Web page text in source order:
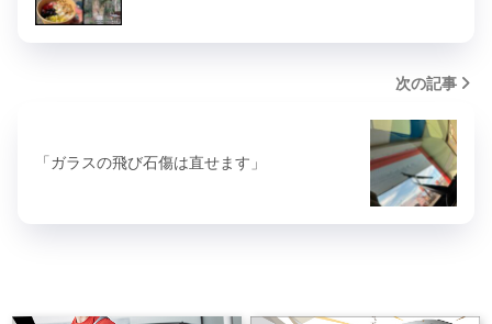
次の記事
「ガラスの飛び石傷は直せます」